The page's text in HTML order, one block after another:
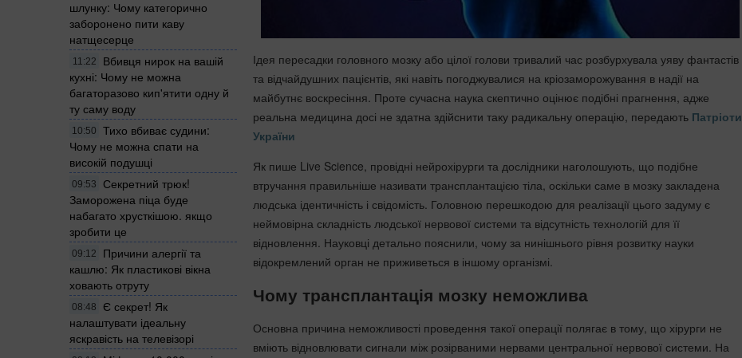
шлунку: Чому категорично
заборонено пити каву
натщесерце
11:22
Вбивця нирок на вашій
кухні: Чому не можна
багаторазово кип'ятити одну й
ту саму воду
10:50
Тихо вбиває судини:
Чому не можна спати на
високій подушці
09:53
Секретний трюк!
Заморожена піца буде
набагато хрусткішою. якщо
зробити це
09:12
Причини алергії та
кашлю: Як пластикові вікна
ховають отруту
08:48
Є секрет! Як
налаштувати ідеальну
яскравість на телевізорі
Ідея пересадки головного мозку або цілої голови тривалий час розбурхувала уяву фантастів
та відчайдушних пацієнтів, які навіть погоджувалися на кріозаморожування в надії на
майбутнє воскресіння. Проте сучасна наука скептично оцінює подібні прагнення, адже
реальна медицина досі не здатна здійснити таку радикальну операцію, передають Патріоти
України
Як пише Live Science, провідні нейрохірурги та дослідники наголошують, що подібне
втручання правильніше називати трансплантацією тіла, оскільки саме в мозку закладена
людська ідентичність і свідомість. Головною перешкодою для реалізації цього задуму є
неймовірна складність людської нервової системи та відсутність технологій для її
відновлення. Науковці детально пояснили, чому за нинішнього рівня розвитку науки
відокремлений орган не приживеться в іншому організмі.
Чому трансплантація мозку неможлива
Основна причина неможливості проведення такої операції полягає в тому, що хірурги не
вміють відновлювати сигнали між розірваними нервами центральної нервової системи. На